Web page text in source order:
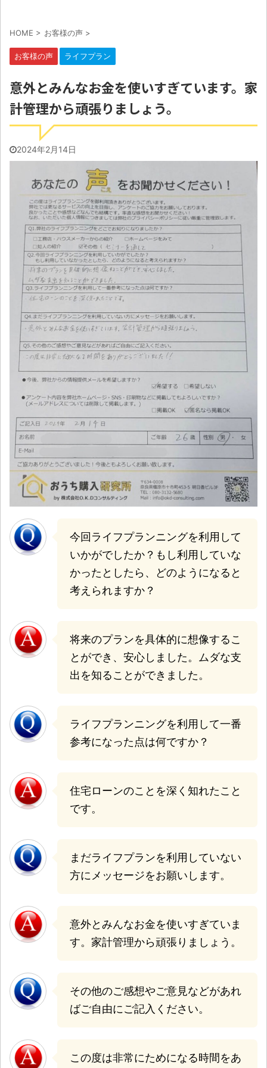
HOME > お客様の声 >
お客様の声 ライフプラン
意外とみんなお金を使いすぎています。家
計管理から頑張りましょう。
2024年2月14日
今回ライフプランニングを利用して
いかがでしたか？もし利用していな
かったとしたら、どのようになると
考えられますか？
将来のプランを具体的に想像するこ
とができ、安心しました。ムダな支
出を知ることができました。
ライフプランニングを利用して一番
参考になった点は何ですか？
住宅ローンのことを深く知れたこと
です。
まだライフプランを利用していない
方にメッセージをお願いします。
意外とみんなお金を使いすぎていま
す。家計管理から頑張りましょう。
その他のご感想やご意見などがあれ
ばご自由にご記入ください。
この度は非常にためになる時間をあ